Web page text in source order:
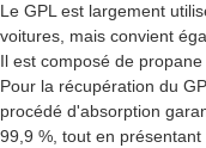
Le GPL est largement
voitures, mais convient
Il est composé de
Pour la récupération du
procédé d'absorption
99,9 %, tout en